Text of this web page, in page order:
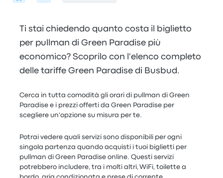
Ti stai chiedendo quanto costa il biglietto
per pullman di Green Paradise più
economico? Scoprilo con l'elenco completo
delle tariffe Green Paradise di Busbud.
Cerca in tutta comodità gli orari di pullman di Green
Paradise e i prezzi offerti da Green Paradise per
scegliere un'opzione su misura per te.
Potrai vedere quali servizi sono disponibili per ogni
singola partenza quando acquisti i tuoi biglietti per
pullman di Green Paradise online. Questi servizi
potrebbero includere, tra i molti altri, WiFi, toilette a